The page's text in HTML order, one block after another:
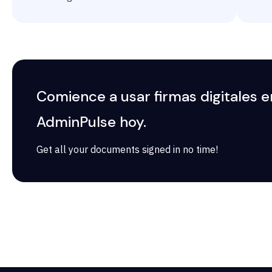
Comience a usar firmas digitales
AdminPulse hoy.
Get all your documents signed in no time!